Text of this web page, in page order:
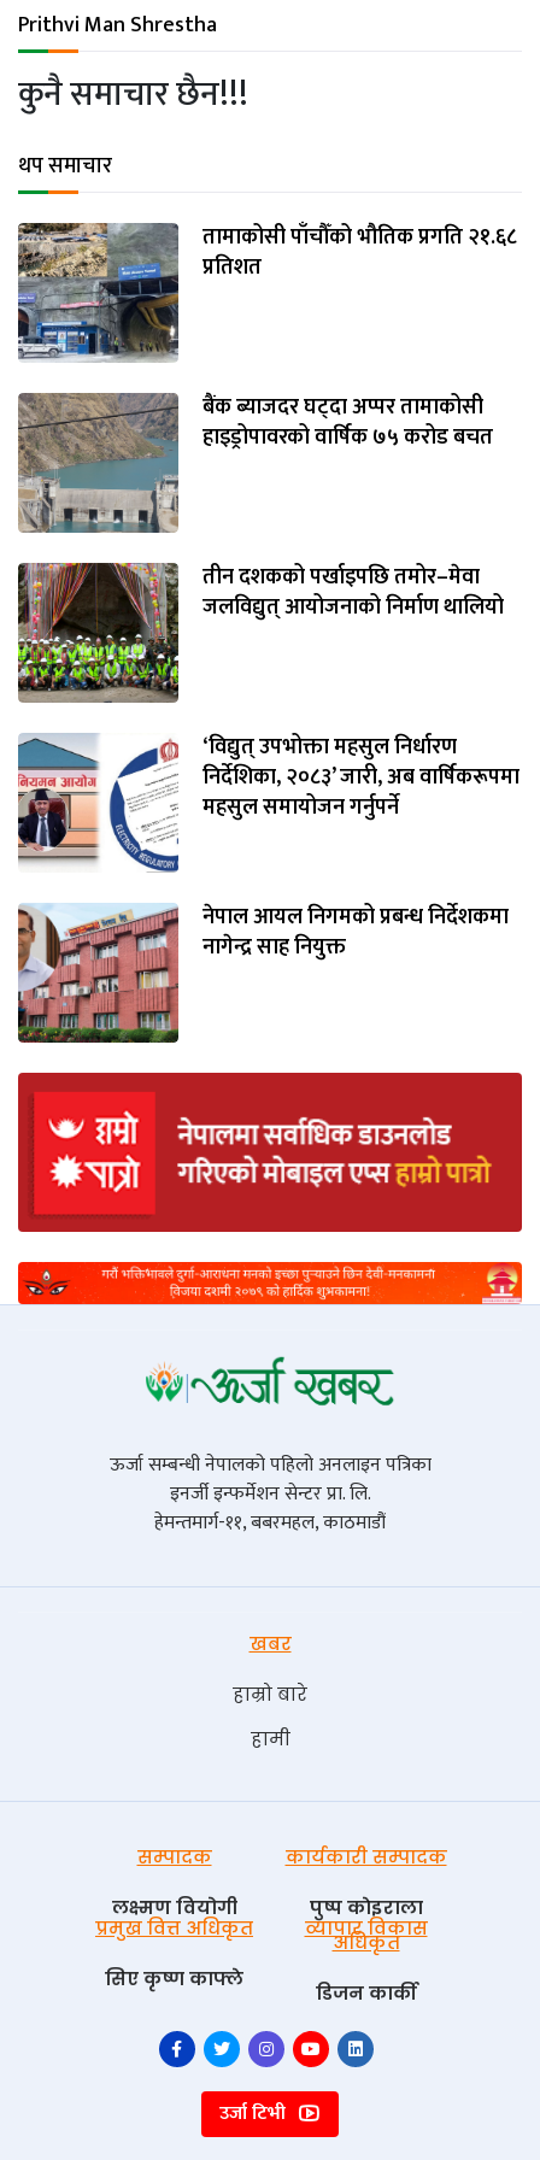
जलवायु
ऊर्जा
उहिलेकाे
खबर
हरित
हाइड्रोजन
इभी
सम्पादकीय
बैंक
पर्यटन
भिडियो
छापा
खोज
प्रोफाइल
ऊर्जा
विशेष
Prithvi Man Shrestha
कुनै समाचार छैन!!!
थप समाचार
तामाकोसी पाँचौँको भौतिक प्रगति २१.६८
प्रतिशत
बैंक ब्याजदर घट्दा अप्पर तामाकोसी
हाइड्रोपावरको वार्षिक ७५ करोड बचत
तीन दशकको पर्खाइपछि तमोर–मेवा
जलविद्युत् आयोजनाको निर्माण थालियो
‘विद्युत् उपभोक्ता महसुल निर्धारण
निर्देशिका, २०८३’ जारी, अब वार्षिकरूपमा
महसुल समायोजन गर्नुपर्ने
नेपाल आयल निगमको प्रबन्ध निर्देशकमा
नागेन्द्र साह नियुक्त
ऊर्जा सम्बन्धी नेपालको पहिलो अनलाइन पत्रिका
इनर्जी इन्फर्मेशन सेन्टर प्रा. लि.
हेमन्तमार्ग-११, बबरमहल, काठमाडौं
खबर
हाम्रो बारे
हामी
सम्पादक
लक्ष्मण वियोगी
कार्यकारी सम्पादक
पुष्प काेइराला
प्रमुख वित्त अधिकृत
सिए कृष्ण काफ्ले
व्यापार विकास
अधिकृत
डिजन कार्की
उर्जा टिभी